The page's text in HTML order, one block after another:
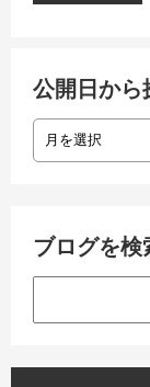
公開日から
ブログを検